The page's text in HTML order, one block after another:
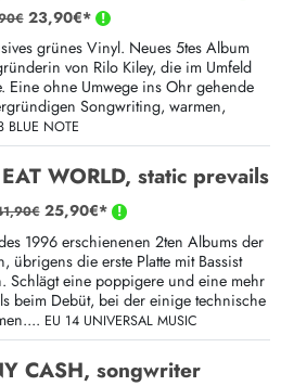
23,90€*
grünes Vinyl. Neues 5tes Album
von Rilo Kiley, die im Umfeld
Eine ohne Umwege ins Ohr gehende
Songwriting, warmen,
BLUE NOTE
WORLD, static prevails
25,90€*
1996 erschienenen 2ten Albums der
übrigens die erste Platte mit Bassist
Schlägt eine poppigere und eine mehr
beim Debüt, bei der einige technische
EU 14 UNIVERSAL MUSIC
CASH, songwriter